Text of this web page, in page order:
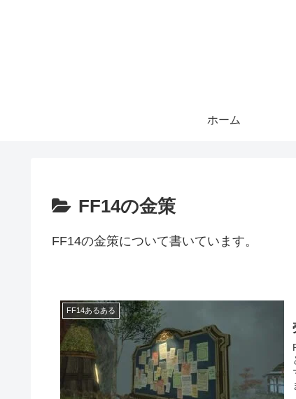
ホーム
FF14の金策
FF14の金策について書いています。
FF14あるある